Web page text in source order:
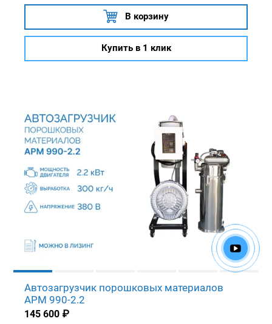
В корзину
Купить в 1 клик
Автозагрузчик порошковых материалов
APM 990-2.2
145 600 ₽